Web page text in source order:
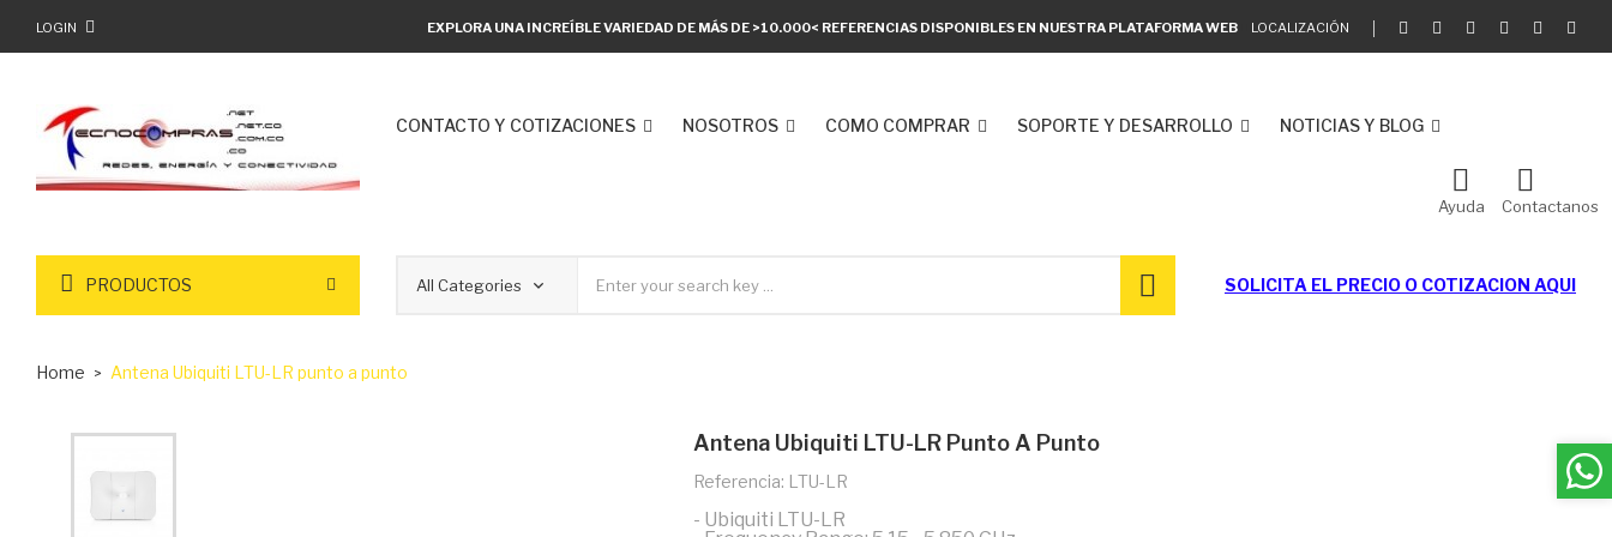
EXPLORA UNA INCREÍBLE VARIEDAD DE MÁS DE >10.000< REFERENCIAS DISPONIBLES EN NUESTRA PLATAFORMA WEB LOCALIZACIÓN
LOGIN
CONTACTO Y COTIZACIONES NOSOTROS COMO COMPRAR SOPORTE Y DESARROLLO NOTICIAS Y BLOG
Ayuda Contactanos
PRODUCTOS SOLICITA EL PRECIO O COTIZACION AQUI
Home Antena Ubiquiti LTU-LR punto a punto
Antena Ubiquiti LTU-LR Punto A Punto
Referencia: LTU-LR
- Ubiquiti LTU-LR